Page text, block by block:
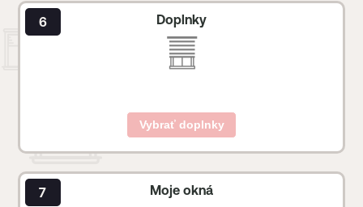
Doplnky
Vybrať doplnky
Moje okná